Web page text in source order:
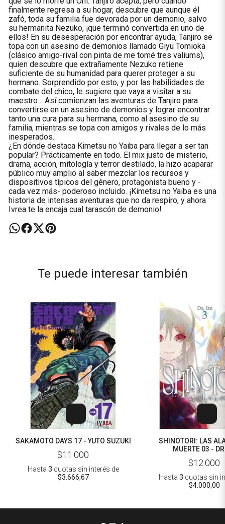
finalmente regresa a su hogar, descubre que aunque él
zafó, toda su familia fue devorada por un demonio, salvo
su hermanita Nezuko, ¡que terminó convertida en uno de
ellos! En su desesperación por encontrar ayuda, Tanjiro se
topa con un asesino de demonios llamado Giyu Tomioka
(clásico amigo-rival con pinta de me tomé tres valiums),
quien descubre que extrañamente Nezuko retiene
suficiente de su humanidad para querer proteger a su
hermano. Sorprendido por esto, y por las habilidades de
combate del chico, le sugiere que vaya a visitar a su
maestro… Así comienzan las aventuras de Tanjiro para
convertirse en un asesino de demonios y lograr encontrar
tanto una cura para su hermana, como al asesino de su
familia, mientras se topa con amigos y rivales de lo más
inesperados.
¿En dónde destaca Kimetsu no Yaiba para llegar a ser tan
popular? Prácticamente en todo. El mix justo de misterio,
drama, acción, mitología y terror destilado, la hizo acaparar
público muy amplio al saber mezclar los recursos y
dispositivos típicos del género, protagonista bueno y -
cada vez más- poderoso incluido. ¡Kimetsu no Yaiba es una
historia de intensas aventuras que no da respiro, y ahora
Ivrea te la encaja cual tarascón de demonio!
Te puede interesar también
SAKAMOTO DAYS 17 - YUTO SUZUKI
$11.000
Hasta 3 cuotas sin interés de
$3.666,67
SHINOTORI: LAS
MUERTE 03 -
$12.000
Hasta 3 cuotas sin
$4.000,00